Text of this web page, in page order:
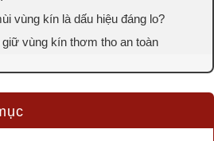
vùng kín là dấu hiệu đáng lo?
giữ vùng kín thơm tho an toàn